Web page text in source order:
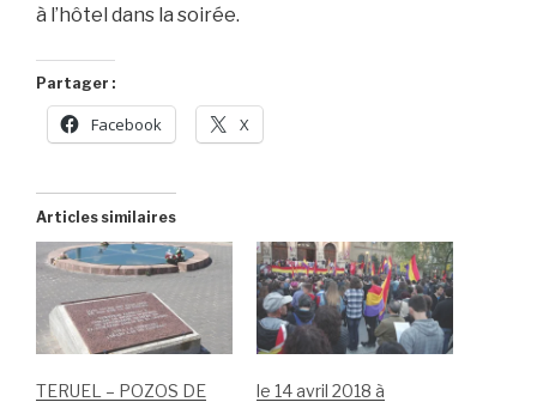
à l’hôtel dans la soirée.
Partager :
Facebook X
Articles similaires
TERUEL – POZOS DE
le 14 avril 2018 à